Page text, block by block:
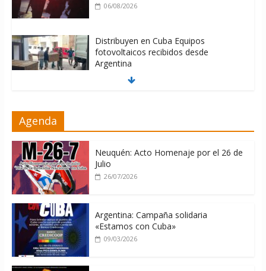
06/08/2026
Distribuyen en Cuba Equipos
fotovoltaicos recibidos desde
Argentina
06/08/2026
06/08/2026
Agenda
Neuquén: Acto Homenaje por el 26 de
Julio
26/07/2026
Argentina: Campaña solidaria
«Estamos con Cuba»
09/03/2026